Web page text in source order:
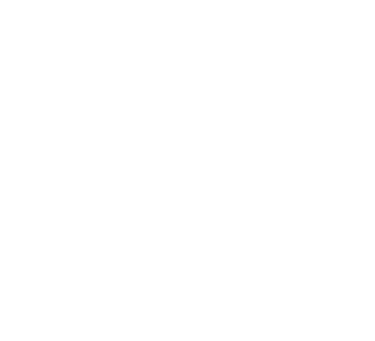
trezor a minibar. Připojení WiFi je dostupné i na